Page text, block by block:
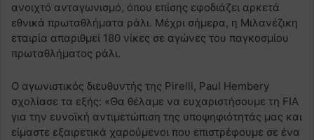
ανοιχτό ανταγωνισμό, όπου επίσης εφοδιάζει αρκετά
εθνικά πρωταθλήματα ράλι. Μέχρι σήμερα, η Μιλανέζικη
εταιρία απαριθμεί 180 νίκες σε αγώνες του παγκοσμίου
πρωταθλήματος ράλι.
Ο αγωνιστικός διευθυντής της Pirelli, Paul Hembery
σχολίασε τα εξής: «Θα θέλαμε να ευχαριστήσουμε τη FIA
για την ευνοϊκή αντιμετώπιση της υποψηφιότητάς μας και
είμαστε εξαιρετικά χαρούμενοι που επιστρέφουμε σε ένα